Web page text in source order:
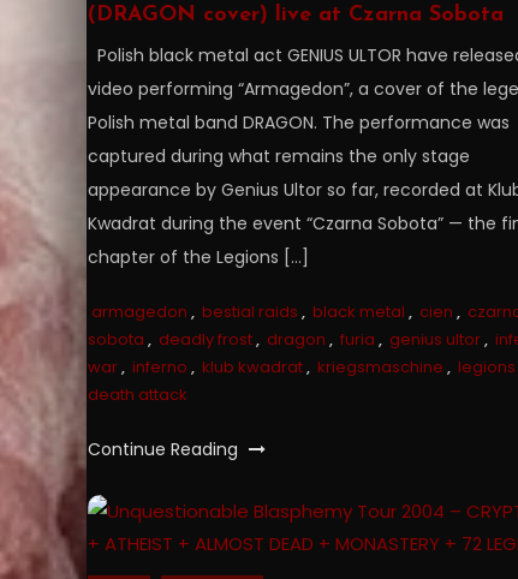
(DRAGON cover) live at Czarna Sobota
Polish black metal act GENIUS ULTOR have
video performing “Armagedon”, a cover of the
Polish metal band DRAGON. The performance was
captured during what remains the only stage
appearance by Genius Ultor so far, recorded at
Kwadrat during the event “Czarna Sobota” — the
chapter of the Legions […]
armagedon , bestial raids , black metal , cien ,
sobota , deadly frost, dragon , furia , genius ultor,
war, inferno , klub kwadrat, kriegsmaschine ,
death attack
Continue Reading